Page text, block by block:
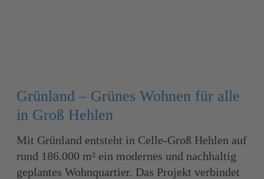
Grünland – Grünes Wohnen für alle
in Groß Hehlen
Mit Grünland entsteht in Celle-Groß Hehlen auf
rund 186.000 m² ein modernes und nachhaltig
geplantes Wohnquartier. Das Projekt verbindet